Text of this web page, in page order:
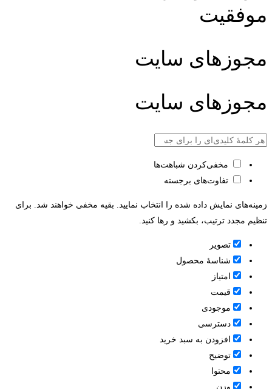
موفقیت
مجوزهای سایت
مجوزهای سایت
مخفی‌کردن شباهت‌ها
تفاوت‌های برجسته
زمینه‌های نمایش داده شده را انتخاب نمایید. بقیه مخفی خواهند شد. برای
تنظیم مجدد ترتیب، بکشید و رها کنید.
تصویر
شناسۀ محصول
امتیاز
قيمت
موجودی
دسترسی
افزودن به سبد خرید
توضیح
محتوا
وزن